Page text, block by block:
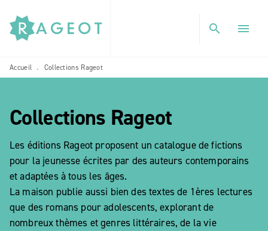
MENU RECHERCHE
PIED DE PAGE
search menu
Accueil • Collections Rageot
Collections Rageot
Les éditions Rageot proposent un catalogue de fictions
pour la jeunesse écrites par des auteurs contemporains
et adaptées à tous les âges.
La maison publie aussi bien des textes de 1ères lectures
que des romans pour adolescents, explorant de
nombreux thèmes et genres littéraires, de la vie